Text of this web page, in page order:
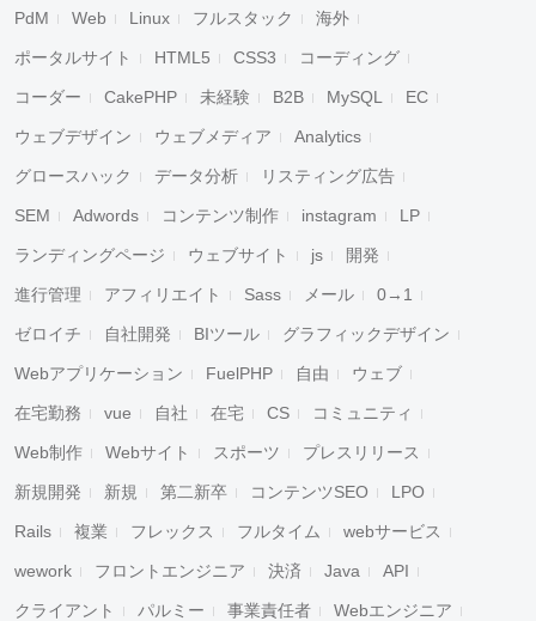
PdM Web Linux フルスタック 海外
ポータルサイト HTML5 CSS3 コーディング
コーダー CakePHP 未経験 B2B MySQL EC
ウェブデザイン ウェブメディア Analytics
グロースハック データ分析 リスティング広告
SEM Adwords コンテンツ制作 instagram LP
ランディングページ ウェブサイト js 開発
進行管理 アフィリエイト Sass メール 0→1
ゼロイチ 自社開発 BIツール グラフィックデザイン
Webアプリケーション FuelPHP 自由 ウェブ
在宅勤務 vue 自社 在宅 CS コミュニティ
Web制作 Webサイト スポーツ プレスリリース
新規開発 新規 第二新卒 コンテンツSEO LPO
Rails 複業 フレックス フルタイム webサービス
wework フロントエンジニア 決済 Java API
クライアント パルミー 事業責任者 Webエンジニア